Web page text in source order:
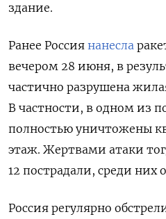
здание.
Ранее Россия нанесла
вечером 28 июня, в
частично разрушена
В частности, в одном из
полностью уничтожены
этаж. Жертвами атаки
12 пострадали, среди них
Россия регулярно